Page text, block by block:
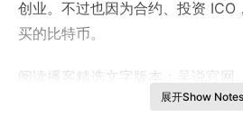
创业。不过也因为合约、投资 ICO
买的比特币。
阅读播客精选文字版本： 吴说官网
展开Show Notes